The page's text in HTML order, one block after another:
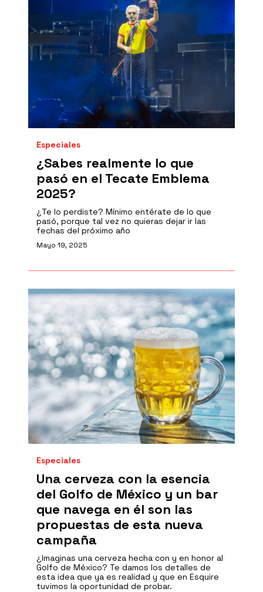
Especiales
¿Sabes realmente lo que
pasó en el Tecate Emblema
2025?
¿Te lo perdiste? Mínimo entérate de lo que
pasó, porque tal vez no quieras dejar ir las
fechas del próximo año
Mayo 19, 2025
Especiales
Una cerveza con la esencia
del Golfo de México y un bar
que navega en él son las
propuestas de esta nueva
campaña
¿Imaginas una cerveza hecha con y en honor al
Golfo de México? Te damos los detalles de
esta idea que ya es realidad y que en Esquire
tuvimos la oportunidad de probar.